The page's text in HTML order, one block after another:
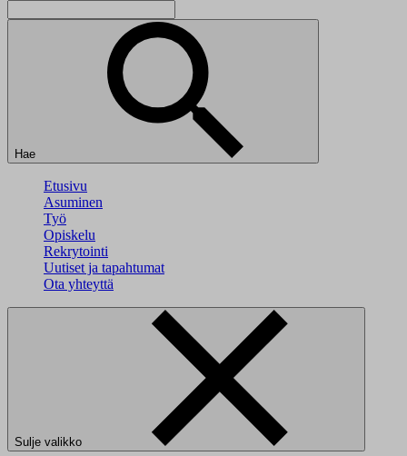
Hae
Etusivu
Asuminen
Työ
Opiskelu
Rekrytointi
Uutiset ja tapahtumat
Ota yhteyttä
Sulje valikko